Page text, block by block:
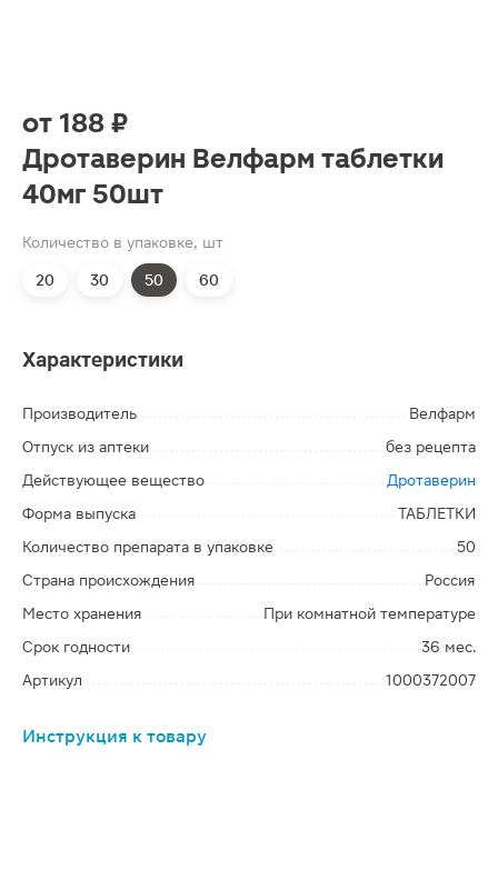
от 188 ₽
Дротаверин Велфарм таблетки
40мг 50шт
Количество в упаковке, шт
20 30 50 60
Характеристики
Производитель
Велфарм
Отпуск из аптеки
без рецепта
Действующее вещество
Дротаверин
Форма выпуска
ТАБЛЕТКИ
Количество препарата в упаковке
50
Страна происхождения
Россия
Место хранения
При комнатной температуре
Срок годности
36 мес.
Артикул
1000372007
Инструкция к товару